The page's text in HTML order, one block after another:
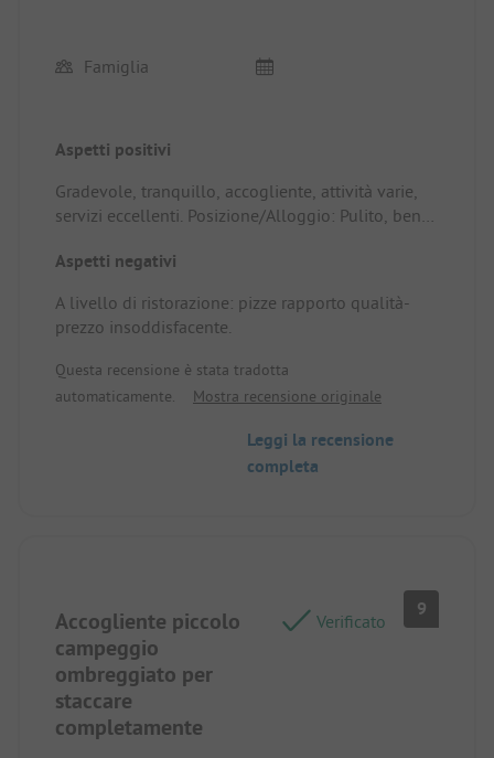
Famiglia
Aspetti positivi
Gradevole, tranquillo, accogliente, attività varie,
servizi eccellenti. Posizione/Alloggio: Pulito, ben
Aspetti negativi
A livello di ristorazione: pizze rapporto qualità-
prezzo insoddisfacente.
Questa recensione è stata tradotta
automaticamente.
Mostra recensione originale
Leggi la recensione
completa
Accogliente piccolo
campeggio
ombreggiato per
staccare
completamente
Verificato
9